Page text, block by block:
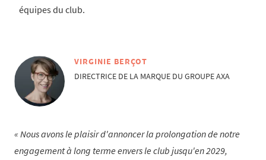
équipes du club.
VIRGINIE BERÇOT
DIRECTRICE DE LA MARQUE DU GROUPE AXA
Nous avons le plaisir d'annoncer la prolongation de notre
engagement à long terme envers le club jusqu'en 2029,